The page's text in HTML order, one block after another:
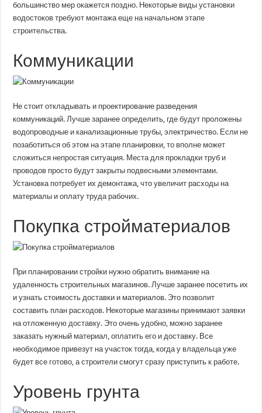
большинство мер окажется поздно. Некоторые виды установки
водостоков требуют монтажа еще на начальном этапе
строительства.
Коммуникации
Не стоит откладывать и проектирование разведения
коммуникаций. Лучше заранее определить, где будут проложены
водопроводные и канализационные трубы, электричество. Если не
позаботиться об этом на этапе планировки, то вполне может
сложиться непростая ситуация. Места для прокладки труб и
проводов просто будут закрыты подвесными элементами.
Установка потребует их демонтажа, что увеличит расходы на
материалы и оплату труда рабочих.
Покупка стройматериалов
При планировании стройки нужно обратить внимание на
удаленность строительных магазинов. Лучше заранее посетить их
и узнать стоимость доставки и материалов. Это позволит
составить план расходов. Некоторые магазины принимают заявки
на отложенную доставку. Это очень удобно, можно заранее
заказать нужный материал, оплатить его и доставку. Все
необходимое привезут на участок тогда, когда у владельца уже
будет все готово, а строители смогут сразу приступить к работе.
Уровень грунта